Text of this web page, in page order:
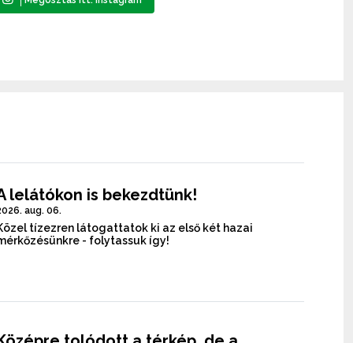
lelátókon is bekezdtünk!
aug. 06.
tízezren látogattatok ki az első két hazai
- folytassuk így!